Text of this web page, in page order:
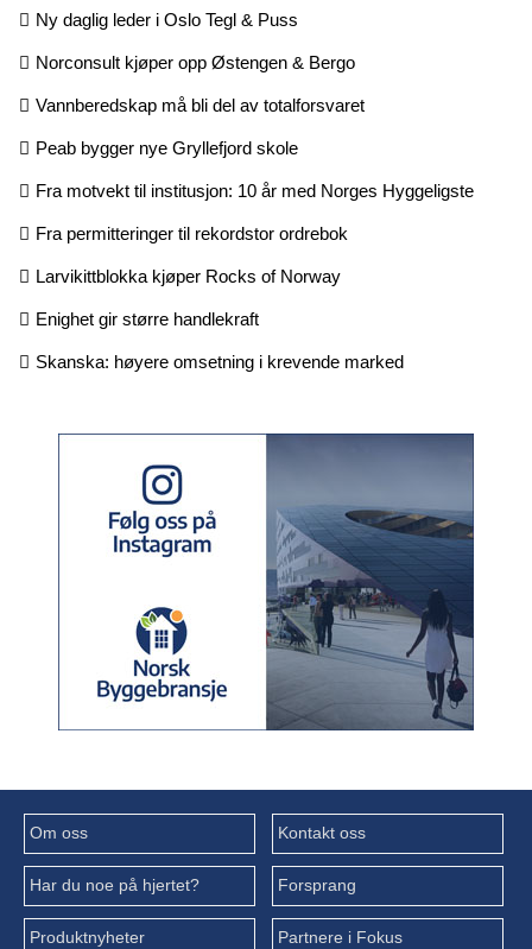
Ny daglig leder i Oslo Tegl & Puss
Norconsult kjøper opp Østengen & Bergo
Vannberedskap må bli del av totalforsvaret
Peab bygger nye Gryllefjord skole
Fra motvekt til institusjon: 10 år med Norges Hyggeligste
Fra permitteringer til rekordstor ordrebok
Larvikittblokka kjøper Rocks of Norway
Enighet gir større handlekraft
Skanska: høyere omsetning i krevende marked
Om oss Kontakt oss
Har du noe på hjertet? Forsprang
Produktnyheter Partnere i Fokus